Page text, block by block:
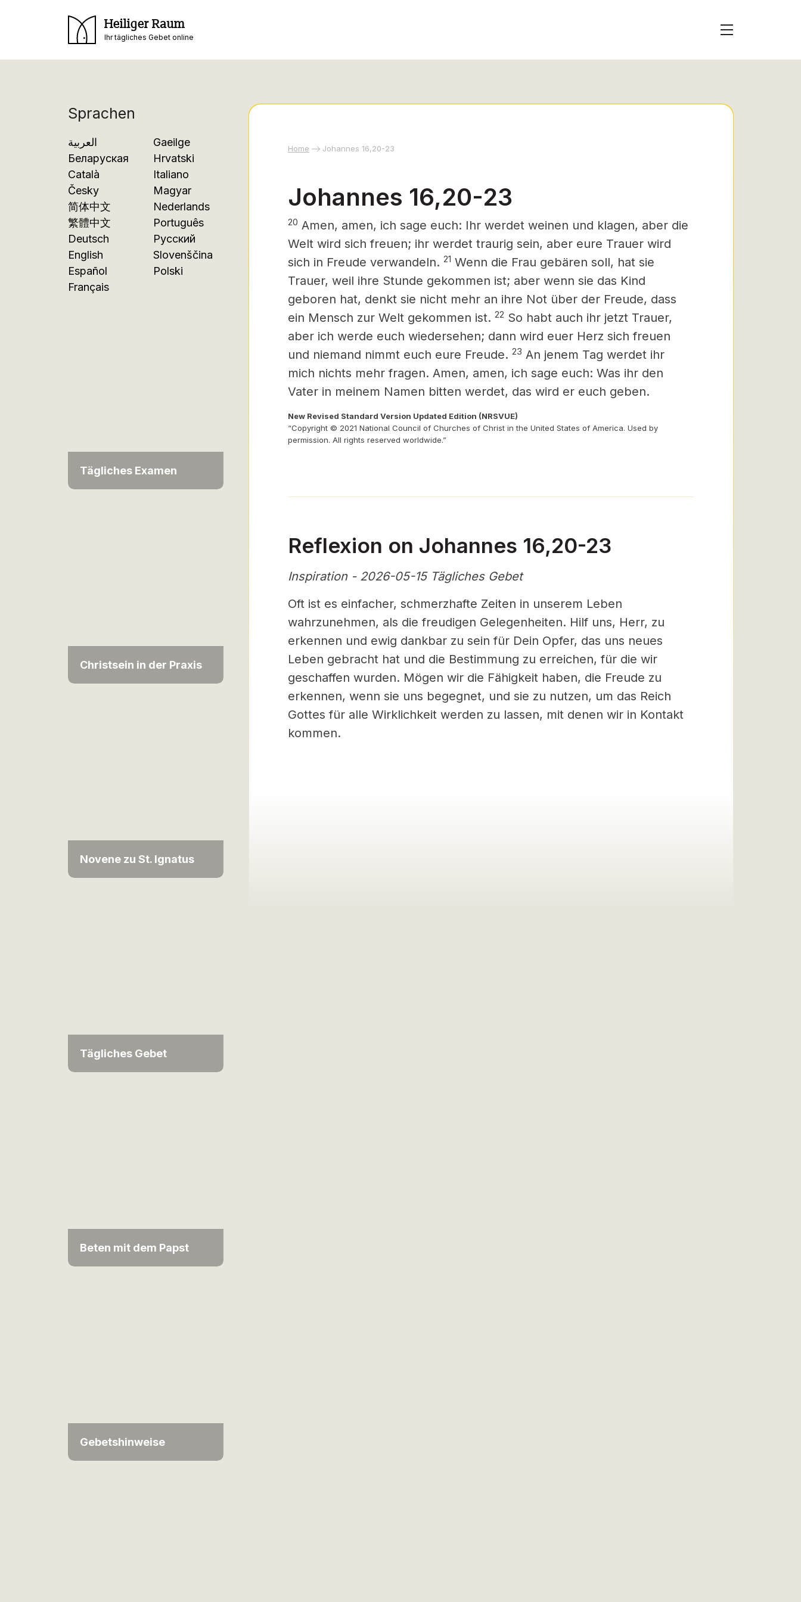
Heiliger Raum
Ihr tägliches Gebet online
Sprachen
العربية
Беларуская
Català
Česky
简体中文
繁體中文
Deutsch
English
Español
Français
Gaeilge
Hrvatski
Italiano
Magyar
Nederlands
Português
Русский
Slovenščina
Polski
Tägliches Examen
Christsein in der Praxis
Novene zu St. Ignatus
Tägliches Gebet
Beten mit dem Papst
Gebetshinweise
Home Johannes 16,20-23
Johannes 16,20-23
20 Amen, amen, ich sage euch: Ihr werdet weinen und klagen, aber die
Welt wird sich freuen; ihr werdet traurig sein, aber eure Trauer wird
sich in Freude verwandeln. 21 Wenn die Frau gebären soll, hat sie
Trauer, weil ihre Stunde gekommen ist; aber wenn sie das Kind
geboren hat, denkt sie nicht mehr an ihre Not über der Freude, dass
ein Mensch zur Welt gekommen ist. 22 So habt auch ihr jetzt Trauer,
aber ich werde euch wiedersehen; dann wird euer Herz sich freuen
und niemand nimmt euch eure Freude. 23 An jenem Tag werdet ihr
mich nichts mehr fragen. Amen, amen, ich sage euch: Was ihr den
Vater in meinem Namen bitten werdet, das wird er euch geben.
New Revised Standard Version Updated Edition (NRSVUE)
“Copyright © 2021 National Council of Churches of Christ in the United States of America. Used by
permission. All rights reserved worldwide.”
Reflexion on Johannes 16,20-23
Inspiration - 2026-05-15 Tägliches Gebet
Oft ist es einfacher, schmerzhafte Zeiten in unserem Leben
wahrzunehmen, als die freudigen Gelegenheiten. Hilf uns, Herr, zu
erkennen und ewig dankbar zu sein für Dein Opfer, das uns neues
Leben gebracht hat und die Bestimmung zu erreichen, für die wir
geschaffen wurden. Mögen wir die Fähigkeit haben, die Freude zu
erkennen, wenn sie uns begegnet, und sie zu nutzen, um das Reich
Gottes für alle Wirklichkeit werden zu lassen, mit denen wir in Kontakt
kommen.